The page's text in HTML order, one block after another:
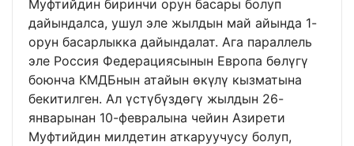
Муфтийдин биринчи орун басары болуп
дайындалса, ушул эле жылдын май айында 1-
орун басарлыкка дайындалат. Ага параллель
эле Россия Федерациясынын Европа бөлүгү
боюнча КМДБнын атайын өкүлү кызматына
бекитилген. Ал үстүбүздөгү жылдын 26-
январынан 10-февралына чейин Азирети
Муфтийдин милдетин аткаруучусу болуп,